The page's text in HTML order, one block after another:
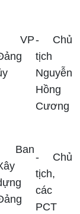
VP
Ban
- Chủ
tịch
Nguyễn
Hồng
Cương
- Chủ
tịch,
các
PCT